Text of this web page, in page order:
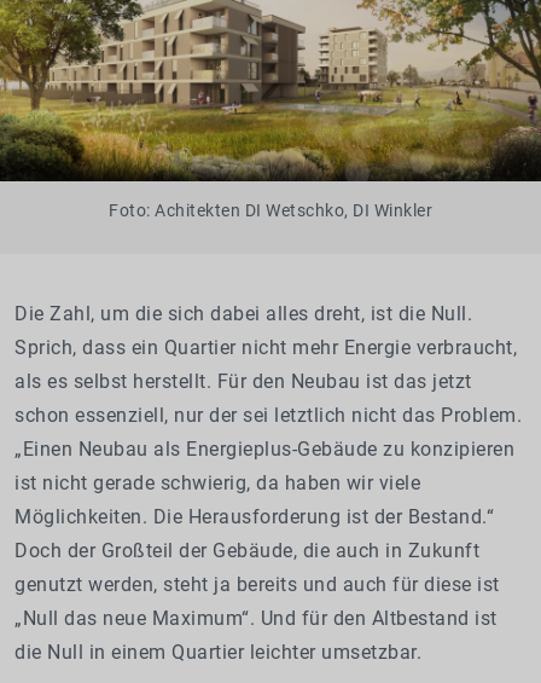
Foto: Achitekten DI Wetschko, DI Winkler
Die Zahl, um die sich dabei alles dreht, ist die Null.
Sprich, dass ein Quartier nicht mehr Energie verbraucht,
als es selbst herstellt. Für den Neubau ist das jetzt
schon essenziell, nur der sei letztlich nicht das Problem.
„Einen Neubau als Energieplus-Gebäude zu konzipieren
ist nicht gerade schwierig, da haben wir viele
Möglichkeiten. Die Herausforderung ist der Bestand.“
Doch der Großteil der Gebäude, die auch in Zukunft
genutzt werden, steht ja bereits und auch für diese ist
„Null das neue Maximum“. Und für den Altbestand ist
die Null in einem Quartier leichter umsetzbar.